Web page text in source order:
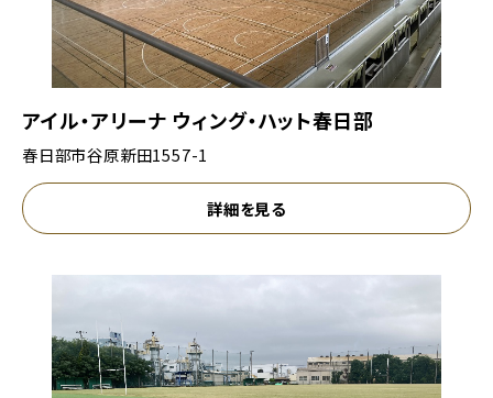
アイル・アリーナ ウィング・ハット春日部
春日部市谷原新田1557-1
詳細を見る